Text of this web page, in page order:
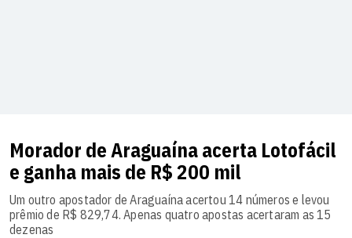
Morador de Araguaína acerta Lotofácil
e ganha mais de R$ 200 mil
Um outro apostador de Araguaína acertou 14 números e levou
prêmio de R$ 829,74. Apenas quatro apostas acertaram as 15
dezenas